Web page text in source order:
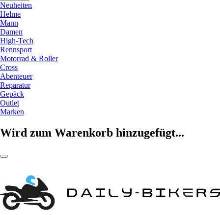
Neuheiten
Helme
Mann
Damen
High-Tech
Rennsport
Motorrad & Roller
Cross
Abenteuer
Reparatur
Gepäck
Outlet
Marken
Wird zum Warenkorb hinzugefügt...